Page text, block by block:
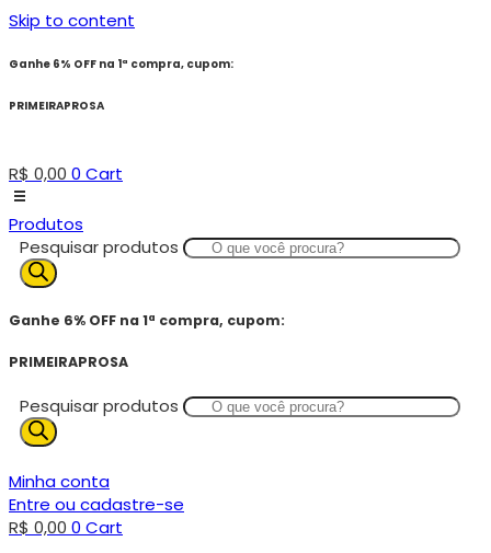
Skip to content
Ganhe 6% OFF na 1ª compra, cupom:
PRIMEIRAPROSA
R$ 0,00 0 Cart
Produtos
Pesquisar produtos
Ganhe 6% OFF na 1ª compra, cupom:
PRIMEIRAPROSA
Pesquisar produtos
Minha conta
Entre ou cadastre-se
R$ 0,00 0 Cart